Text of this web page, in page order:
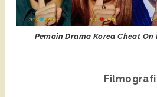
Pemain Drama Korea Cheat On
Filmografi